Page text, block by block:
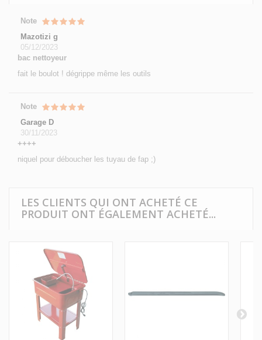
Note
Mazotizi g
05/12/2023
bac nettoyeur
fait le boulot ! dégrippe même les outils
Note
Garage D
30/11/2023
++++
niquel pour déboucher les tuyau de fap ;)
LES CLIENTS QUI ONT ACHETÉ CE
PRODUIT ONT ÉGALEMENT ACHETÉ...